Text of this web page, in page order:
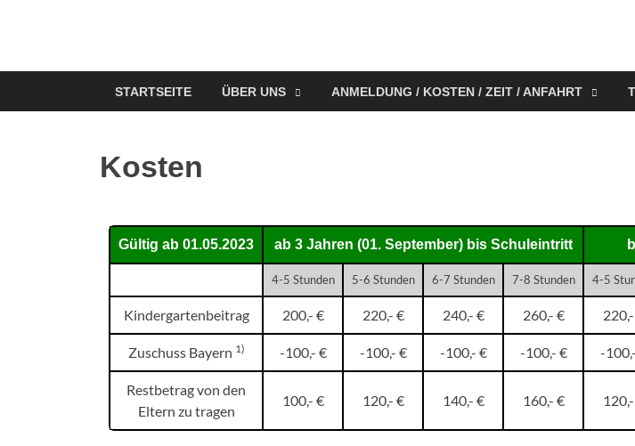
STARTSEITE ÜBER UNS ANMELDUNG / KOSTEN / ZEIT / ANFAHRT
Kosten
Gültig ab 01.05.2023 ab 3 Jahren (01. September) bis Schuleintritt
4-5 Stunden 5-6 Stunden 6-7 Stunden 7-8 Stunden 4-5
Kindergartenbeitrag 200,- € 220,- € 240,- € 260,- €
Zuschuss Bayern 1) -100,- € -100,- € -100,- € -100,- € -
Restbetrag von den
Eltern zu tragen
100,- € 120,- € 140,- € 160,- €